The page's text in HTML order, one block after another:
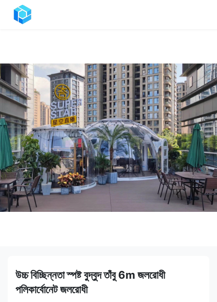
উচ্চ বিচ্ছিন্নতা স্পষ্ট বুদ্বুদ তাঁবু 6m জলরোধী
পলিকার্বোনেট জলরোধী